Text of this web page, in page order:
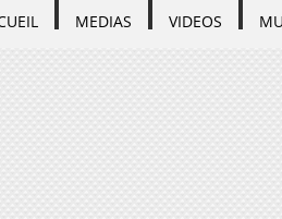
MEDIAS VIDEOS